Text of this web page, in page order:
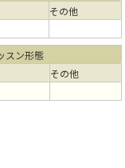
その他
スン形態
その他